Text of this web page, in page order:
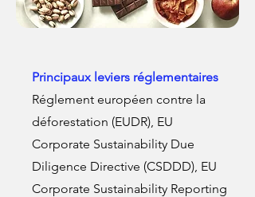
Principaux leviers réglementaires
Réglement européen contre la
déforestation (EUDR), EU
Corporate Sustainability Due
Diligence Directive (CSDDD), EU
Corporate Sustainability Reporting